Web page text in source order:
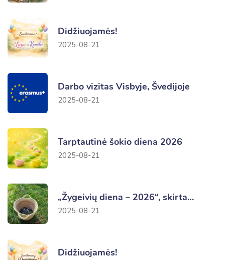
Didžiuojamės!
2025-08-21
Darbo vizitas Visbyje, Švedijoje
2025-08-21
Tarptautinė šokio diena 2026
2025-08-21
„Žygeivių diena – 2026“, skirta…
2025-08-21
Didžiuojamės!